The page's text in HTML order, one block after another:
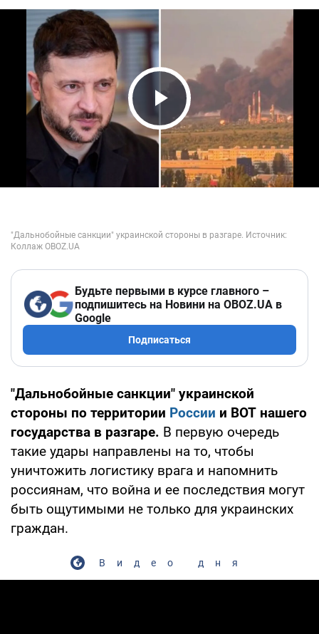
Play Video
Будьте первыми в курсе главного –
подпишитесь на Новини на OBOZ.UA в
Google
Подписаться
"Дальнобойные санкции" украинской
стороны по территории России и ВОТ нашего
государства в разгаре. В первую очередь
такие удары направлены на то, чтобы
уничтожить логистику врага и напомнить
россиянам, что война и ее последствия могут
быть ощутимыми не только для украинских
граждан.
Видео дня